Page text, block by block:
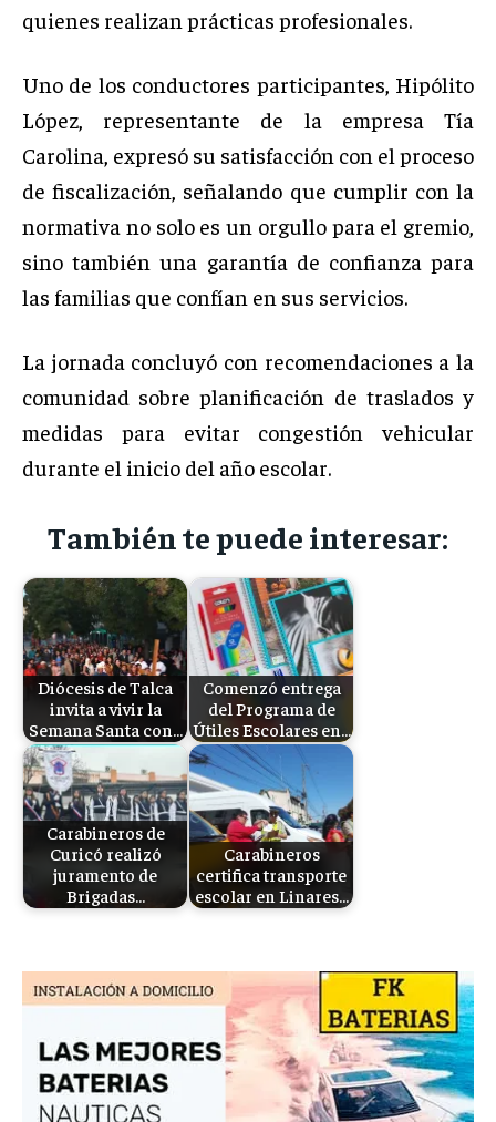
quienes realizan prácticas profesionales.
Uno de los conductores participantes, Hipólito
López, representante de la empresa Tía
Carolina, expresó su satisfacción con el proceso
de fiscalización, señalando que cumplir con la
normativa no solo es un orgullo para el gremio,
sino también una garantía de confianza para
las familias que confían en sus servicios.
La jornada concluyó con recomendaciones a la
comunidad sobre planificación de traslados y
medidas para evitar congestión vehicular
durante el inicio del año escolar.
También te puede interesar:
Diócesis de Talca
invita a vivir la
Semana Santa con…
Comenzó entrega
del Programa de
Útiles Escolares en…
Carabineros de
Curicó realizó
juramento de
Brigadas…
Carabineros
certifica transporte
escolar en Linares…